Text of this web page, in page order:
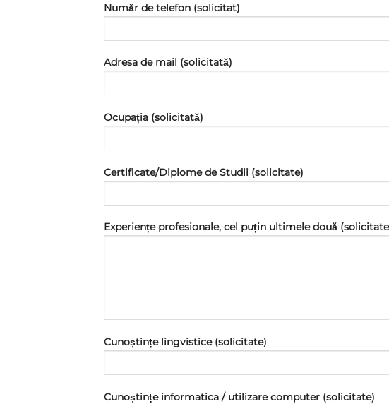
Număr de telefon (solicitat)
Adresa de mail (solicitată)
Ocupația (solicitată)
Certificate/Diplome de Studii (solicitate)
Experiențe profesionale, cel puțin ultimele două
Cunoștințe lingvistice (solicitate)
Cunoștințe informatica / utilizare computer (solicitate)